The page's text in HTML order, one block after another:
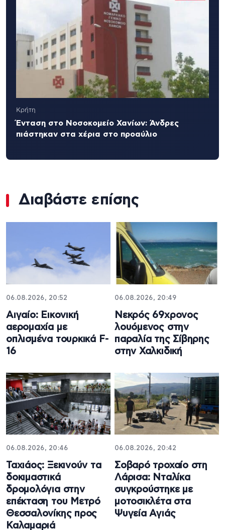
Κρήτη
Ένταση στο Νοσοκομείο Χανίων: Άνδρες
πιάστηκαν στα χέρια στο προαύλιο
Διαβάστε επίσης
06.08.2026, 20:52
Αιγαίο: Εικονική
αερομαχία με
οπλισμένα τουρκικά F-
16
06.08.2026, 20:49
Νεκρός 69χρονος
λουόμενος στην
παραλία της Σίβηρης
στην Χαλκιδική
06.08.2026, 20:46
Ταχιάος: Ξεκινούν τα
δοκιμαστικά
δρομολόγια στην
επέκταση του Μετρό
Θεσσαλονίκης προς
Καλαμαριά
06.08.2026, 20:42
Σοβαρό τροχαίο στη
Λάρισα: Νταλίκα
συγκρούστηκε με
μοτοσικλέτα στα
Ψυγεία Αγιάς